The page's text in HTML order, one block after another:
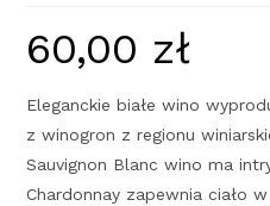
60,00 zł
Eleganckie białe wino
z winogron z regionu
Sauvignon Blanc wino ma
Chardonnay zapewnia ciało